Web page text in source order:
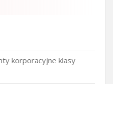
korporacyjne klasy